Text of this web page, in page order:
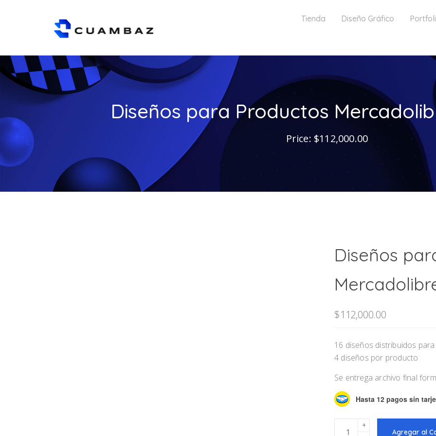
Tienda Diseño Gráfico
Diseños para Productos
Price: $112,000.00
Diseños
$112,000.00
16 diseños distribuidos
4 diseños por producto
Se entrega archivo final
Hasta 12 pagos sin
para
Agregar al